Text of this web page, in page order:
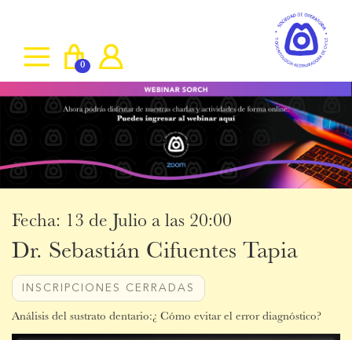
0
Fecha: 13 de Julio a las 20:00
Dr. Sebastián Cifuentes Tapia
INSCRIPCIONES CERRADAS
Análisis del sustrato dentario:¿ Cómo evitar el error diagnóstico?